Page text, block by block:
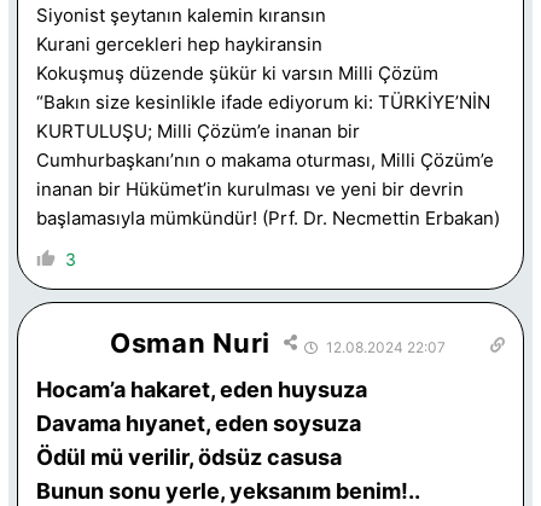
Siyonist şeytanın kalemin kıransın
Kurani gercekleri hep haykiransin
Kokuşmuş düzende şükür ki varsın Milli Çözüm
“Bakın size kesinlikle ifade ediyorum ki: TÜRKİYE’NİN
KURTULUŞU; Milli Çözüm’e inanan bir
Cumhurbaşkanı’nın o makama oturması, Milli Çözüm’e
inanan bir Hükümet’in kurulması ve yeni bir devrin
başlamasıyla mümkündür! (Prf. Dr. Necmettin Erbakan)
3
Osman Nuri 12.08.2024 22:07
Hocam’a hakaret, eden huysuza
Davama hıyanet, eden soysuza
Ödül mü verilir, ödsüz casusa
Bunun sonu yerle, yeksanım benim!..